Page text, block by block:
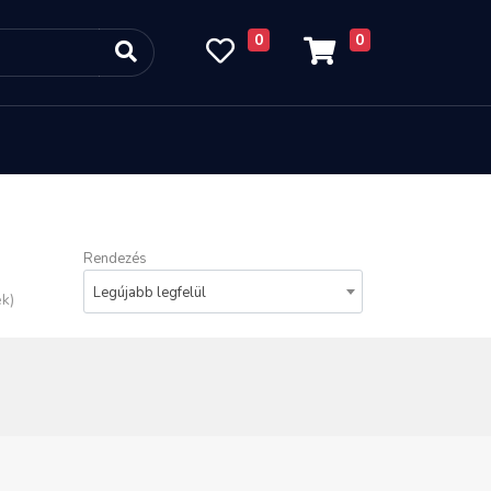
0 0
Rendezés
Legújabb legfelül